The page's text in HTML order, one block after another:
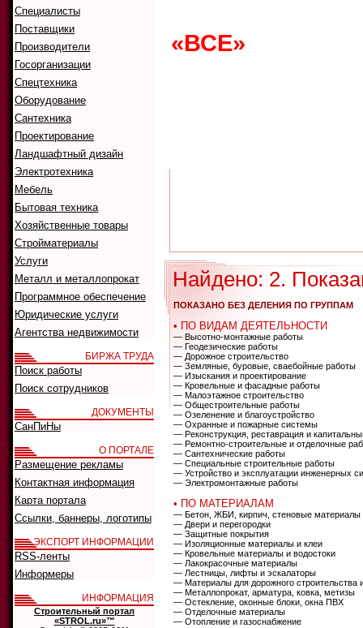
«ВСЕ»
Найдено: 2.
ПОКАЗАНО БЕЗ ДЕЛЕНИЯ ПО ГРУППАМ
• ПО ВИДАМ ДЕЯТЕЛЬНОСТИ
— Высотно-монтажные работы
— Геодезические работы
— Дорожное строительство
— Земляные, буровые, сваебойные работы
— Изыскания и проектирование
— Кровельные и фасадные работы
— Малоэтажное строительство
— Общестроительные работы
— Озеленение и благоустройство
— Охранные и пожарные системы
— Реконструкция, реставрация и
— Ремонтно-строительные и отделочные
— Сантехнические работы
— Специальные строительные работы
— Устройство и эксплуатации инженерных
— Электромонтажные работы
• ПО МАТЕРИАЛАМ
— Бетон, ЖБИ, кирпич, стеновые материалы
— Двери и перегородки
— Защитные покрытия
— Изоляционные материалы и клеи
— Кровельные материалы и водостоки
— Лакокрасочные материалы
— Лестницы, лифты и эскалаторы
— Материалы для дорожного строительства
— Металлопрокат, арматура, ковка, метизы
— Остекление, оконные блоки, окна ПВХ
— Отделочные материалы
— Отопление и газоснабжение
Специалисты
Поставщики
Производители
Госорганизации
Спецтехника
Оборудование
Сантехника
Проектирование
Ландшафтный дизайн
Электротехника
Мебель
Бытовая техника
Хозяйственные товары
Стройматериалы
Услуги
Металл и металлопрокат
Программное обеспечение
Юридические услуги
Агентства недвижимости
БИРЖА ТРУДА
Поиск работы
Поиск сотрудников
ДОКУМЕНТЫ
СанПиНы
О ПОРТАЛЕ
Размещение рекламы
Контактная информация
Карта портала
Ссылки, баннеры, логотипы
ЭКСПОРТ ИНФОРМАЦИИ
RSS-ленты
Информеры
ИНФОРМАЦИЯ
Строительный портал
«STROL.ru»™